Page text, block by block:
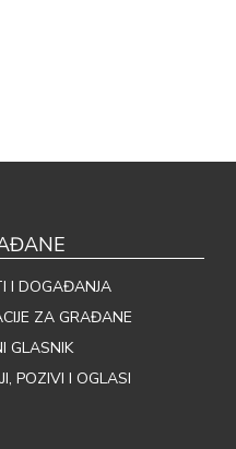
I DOGAĐANJA
ZA GRAĐANE
GLASNIK
POZIVI I OGLASI